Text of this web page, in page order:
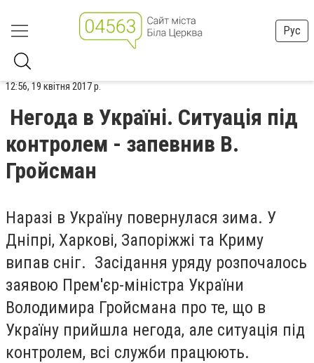
Рус
12:56, 19 квітня 2017 р.
Негода в Україні. Ситуація під
контролем - запевнив В.
Гройсман
Наразі в Україну повернулася зима. У
Дніпрі, Харкові, Запоріжжі та Криму
випав сніг. Засідання уряду розпочалось
заявою Прем'єр-міністра України
Володимира Гройсмана про те, що в
Україну прийшла негода, але ситуація під
контролем, всі служби працюють.